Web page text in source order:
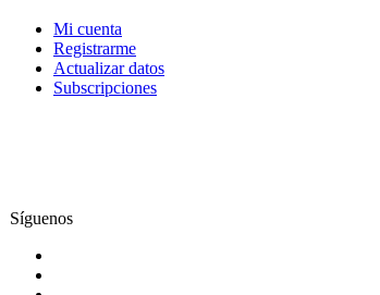
Mi cuenta
Registrarme
Actualizar datos
Subscripciones
Síguenos